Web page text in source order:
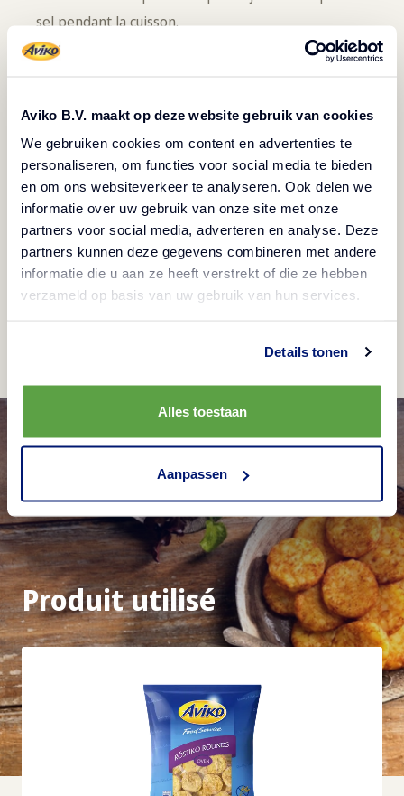
Aviko B.V. maakt op deze website gebruik van cookies
We gebruiken cookies om content en advertenties te
personaliseren, om functies voor social media te bieden
en om ons websiteverkeer te analyseren. Ook delen we
informatie over uw gebruik van onze site met onze
partners voor social media, adverteren en analyse. Deze
partners kunnen deze gegevens combineren met andere
informatie die u aan ze heeft verstrekt of die ze hebben
verzameld op basis van uw gebruik van hun services.
Details tonen
Alles toestaan
Aanpassen
sel pendant la cuisson.
Préchauffer
le four à 220 ºC. Diviser la pâte en 4
les fonds de pâte avec la crème fraîche.
Saupoudrer
de gruyère et de rösti.
Saupoudrerde sel et de poivre.
Cuireles flammkuchen dans le four préchauffé
pendant 15-20 min jusqu'à ce qu'ils soient dorés et
Au sortirdu four, saupoudrer les flammkuchen de
Produit utilisé